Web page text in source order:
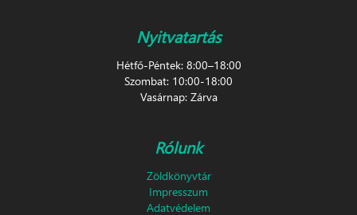
Nyitvatartás
Hétfő-Péntek: 8:00–18:00
Szombat: 10:00-18:00
Vasárnap: Zárva
Rólunk
Zöldkönyvtár
Impresszum
Adatvédelem